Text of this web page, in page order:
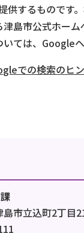
供するものです
島市公式ホー
ては、Google
での検索のヒン
市立込町2丁目